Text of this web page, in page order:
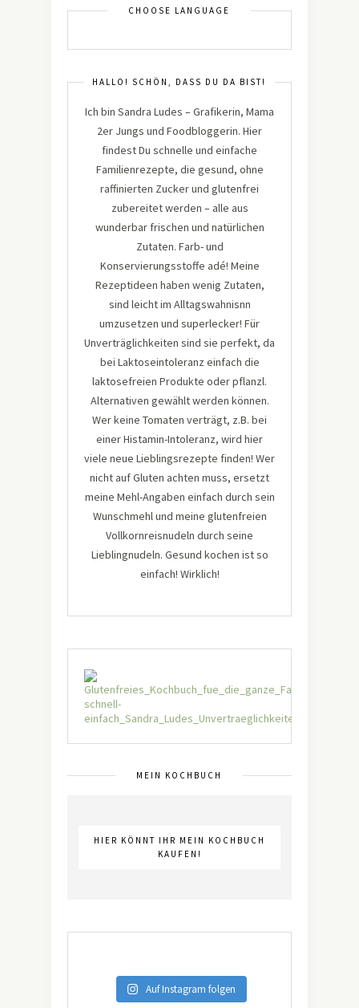
CHOOSE LANGUAGE
HALLO! SCHÖN, DASS DU DA BIST!
Ich bin Sandra Ludes – Grafikerin, Mama
2er Jungs und Foodbloggerin. Hier
findest Du schnelle und einfache
Familienrezepte, die gesund, ohne
raffinierten Zucker und glutenfrei
zubereitet werden – alle aus
wunderbar frischen und natürlichen
Zutaten. Farb- und
Konservierungsstoffe adé! Meine
Rezeptideen haben wenig Zutaten,
sind leicht im Alltagswahnisnn
umzusetzen und superlecker! Für
Unverträglichkeiten sind sie perfekt, da
bei Laktoseintoleranz einfach die
laktosefreien Produkte oder pflanzl.
Alternativen gewählt werden können.
Wer keine Tomaten verträgt, z.B. bei
einer Histamin-Intoleranz, wird hier
viele neue Lieblingsrezepte finden! Wer
nicht auf Gluten achten muss, ersetzt
meine Mehl-Angaben einfach durch sein
Wunschmehl und meine glutenfreien
Vollkornreisnudeln durch seine
Lieblingnudeln. Gesund kochen ist so
einfach! Wirklich!
MEIN KOCHBUCH
HIER KÖNNT IHR MEIN KOCHBUCH
KAUFEN!
Auf Instagram folgen